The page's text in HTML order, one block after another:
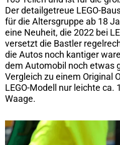
Der detailgetreue LEGO-
für die Altersgruppe ab 18
eine Neuheit, die 2022 bei
versetzt die Bastler
die Autos noch kantiger
dem Automobil noch etwas
Vergleich zu einem Original
LEGO-Modell nur leichte ca.
Waage.